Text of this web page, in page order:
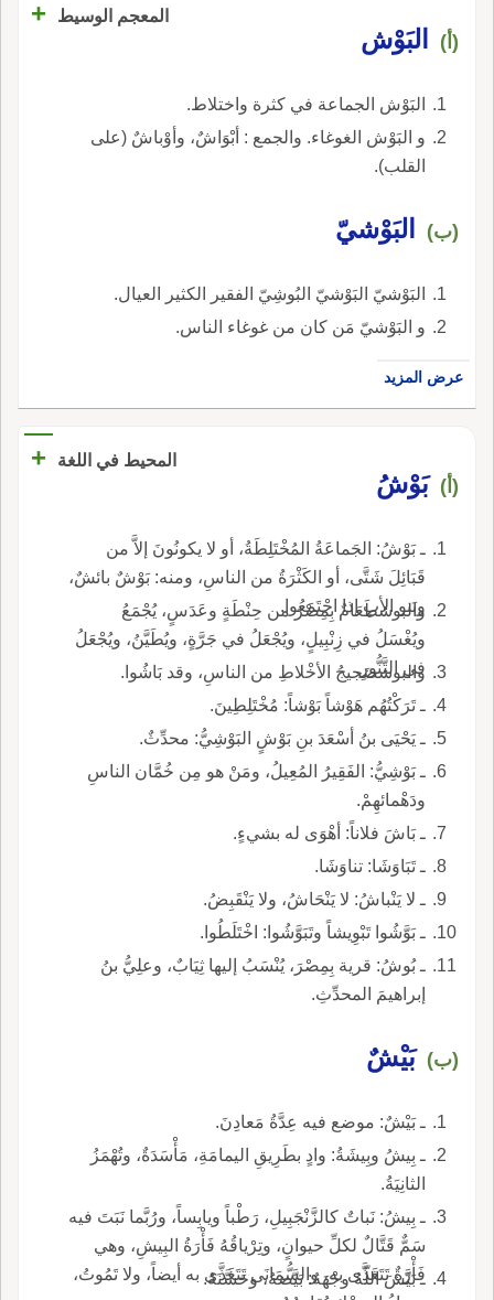
المعجم الوسيط +
(أ) البَوْش
البَوْش الجماعة في كثرة واختلاط.
و البَوْش الغوغاء. والجمع : أبْوَاشٌ، وأوْباشٌ (على
القلب).
(ب) البَوْشيّ
البَوْشيّ البَوْشيّ البُوشِيّ الفقير الكثير العيال.
و البَوْشيّ مَن كان من غوغاء الناس.
عرض المزيد
المحيط في اللغة +
(أ) بَوْشُ
ـ بَوْشُ: الجَماعَةُ المُخْتَلِطَةُ، أو لا يكونُونَ إلاَّ من
قَبَائِلَ شَتَّى، أو الكَثْرَةُ من الناسِ، ومنه: بَوْشٌ بائشٌ،
وبَنو الأبِ إذا اجْتَمَعُوا.
والبوشطَعَامٌ بِمِصْرَ من حِنْطَةٍ وعَدَسٍ، يُجْمَعُ
ويُغْسَلُ في زِنْبِيلٍ، ويُجْعَلُ في جَرَّةٍ، ويُطَيَّنُ، ويُجْعَلُ
في التَّنُّورِ.
والبوشضَجيجُ الأخْلاطِ من الناسِ، وقد بَاشُوا.
ـ تَرَكْتُهُم هَوْشاً بَوْشاً: مُخْتَلِطِينَ.
ـ يَحْيَى بنُ أسْعَدَ بنِ بَوْشٍ البَوْشِيُّ: محدِّثٌ.
ـ بَوْشِيُّ: الفَقِيرُ المُعِيلُ، ومَنْ هو مِن خُمَّان الناسِ
ودَهْمائهِمْ.
ـ بَاشَ فلاناً: أهْوَى له بشيءٍ.
ـ تَبَاوَشَا: تناوَشَا.
ـ لا يَنْباشُ: لا يَنْحَاشُ، ولا يَنْقَبِضُ.
ـ بَوَّشُوا تَبْوِيشاً وتَبَوَّشُوا: اخْتَلَطُوا.
ـ بُوشُ: قرية بِمِصْرَ، يُنْسَبُ إليها ثِيَابٌ، وعلِيُّ بنُ
إبراهيمَ المحدِّثِ.
(ب) بَيْشٌ
ـ بَيْشٌ: موضع فيه عِدَّةُ مَعادِنَ.
ـ بِيشُ وبِيشَةُ: وادٍ بطَرِيقِ اليمامَةِ، مَأْسَدَةٌ، وتُهْمَزُ
الثانِيَةُ.
ـ بِيشُ: نَباتٌ كالزَّنْجَبِيلِ، رَطْباً ويابِساً، ورُبَّما نَبَتَ فيه
سَمٌّ قَتَّالٌ لكلِّ حيوانٍ، وتِرْياقُهُ فَأْرَةُ البِيشِ، وهي
فَأْرَةٌ تَتَغَذَّى به، والسُّمَانَى تَتَغَذَّى به أيضاً، ولا تَمُوتُ،
ـ بَيَّشَ اللّهُ وجْهَهُ: بَيَّضهُ، وحَسَّنَهُ.